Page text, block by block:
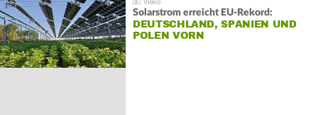
Solarstrom erreicht EU-Rekord:
DEUTSCHLAND, SPANIEN UND
POLEN VORN